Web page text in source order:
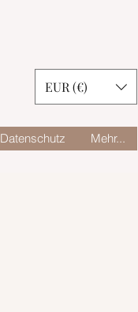
EUR (€)
Datenschutz Mehr...